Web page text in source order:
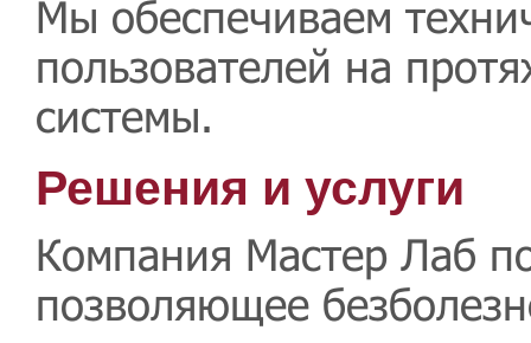
Мы обеспечиваем
пользователей на
системы.
Решения и услуги
Компания Мастер Лаб
позволяющее